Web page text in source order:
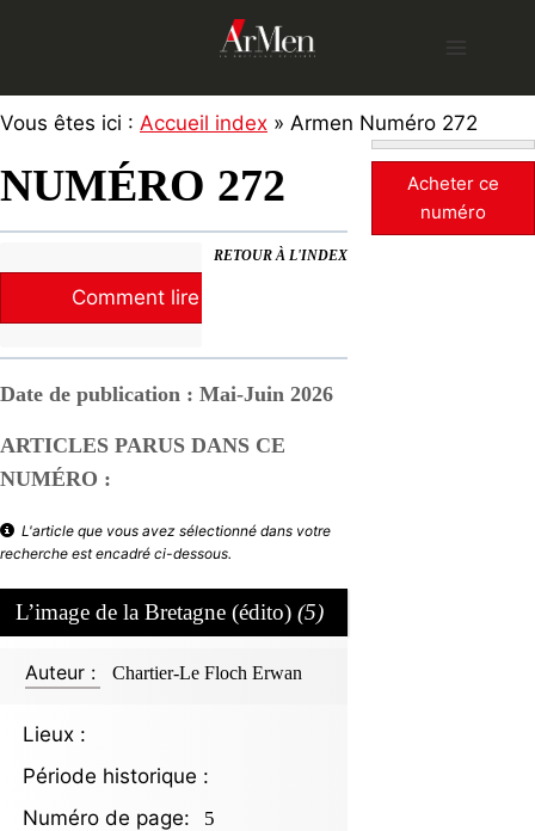
Vous êtes ici : Accueil index » Armen Numéro 272
NUMÉRO 272
RETOUR À L'INDEX
Comment lire la revue ?
Date de publication : Mai-Juin 2026
ARTICLES PARUS DANS CE
NUMÉRO :
L'article que vous avez sélectionné dans votre
recherche est encadré ci-dessous.
L’image de la Bretagne (édito) (5)
Auteur : Chartier-Le Floch Erwan
Lieux :
Période historique :
Numéro de page:
5
Acheter ce
numéro